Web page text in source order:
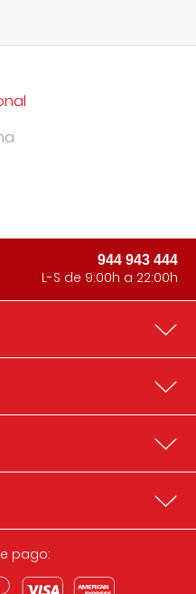
944 943 444
L-S de 9:00h a 22:00h
pago: